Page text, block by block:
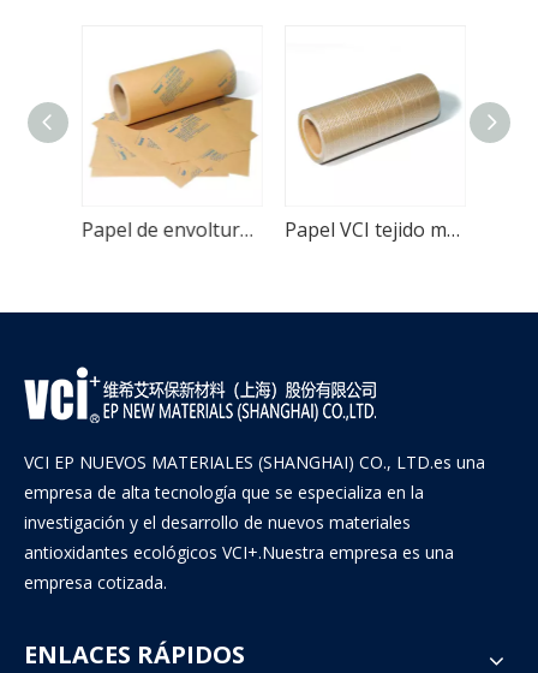
Papel de envoltura VCI ecológico para productos metálicos Papel VCI tejido multimetal con capa de HDPE
VCI EP NUEVOS MATERIALES (SHANGHAI) CO., LTD.es una
empresa de alta tecnología que se especializa en la
investigación y el desarrollo de nuevos materiales
antioxidantes ecológicos VCI+.Nuestra empresa es una
empresa cotizada.
ENLACES RÁPIDOS